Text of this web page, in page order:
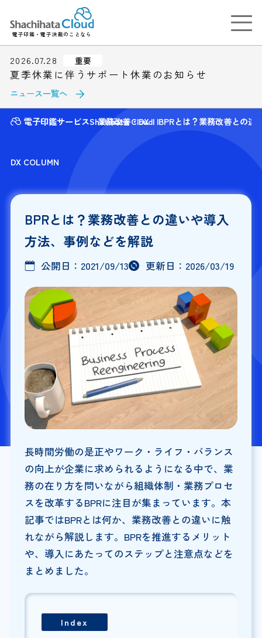
電子印鑑・電子決裁のことなら
2026.07.28 重要
夏季休業に伴うサポート休業のお知らせ
ニュース一覧へ
電子印鑑サービスShatihata Cloud
業務改善・DX BPRとは？業務改善との違
DX COLUMN
BPRとは？業務改善との違いや導入
方法、事例などを解説
公開日： 2021/09/13 更新日： 2026/03/19
長時間労働の是正やワーク・ライフ・バランス
の向上が企業に求められるようになる中で、業
務の在り方を問いながら組織体制・業務プロセ
スを改革するBPRに注目が集まっています。本
記事ではBPRとは何か、業務改善との違いに触
れながら解説します。BPRを推進するメリット
や、導入にあたってのステップと注意点などを
まとめました。
Index